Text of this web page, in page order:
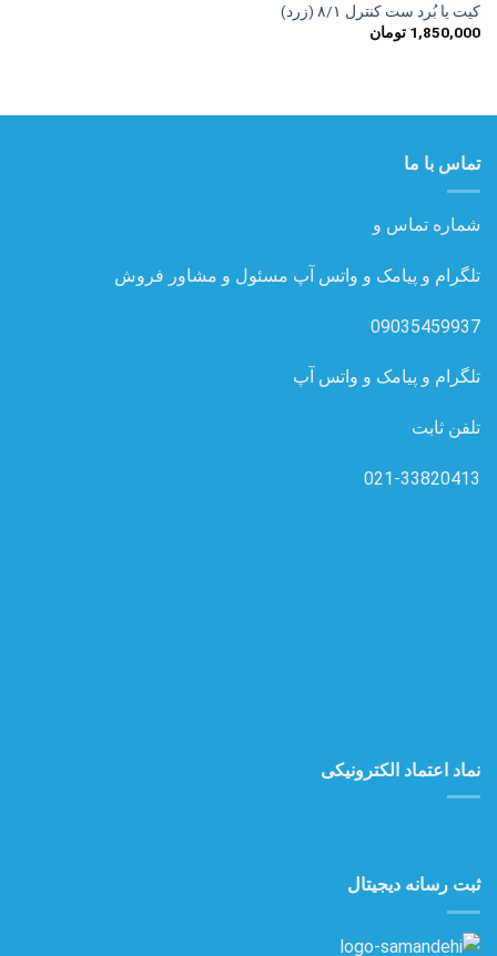
کیت یا بُرد ست کنترل ۸/۱ (زرد)
1,850,000 تومان
تماس با ما
شماره تماس و
تلگرام و پیامک و واتس آپ مسئول و مشاور فروش
09035459937
تلگرام و پیامک و واتس آپ
تلفن ثابت
021-33820413
نماد اعتماد الکترونیکی
ثبت رسانه دیجیتال